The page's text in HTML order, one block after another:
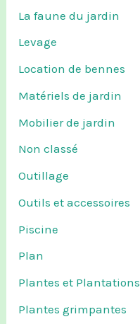
La faune du jardin
Levage
Location de bennes
Matériels de jardin
Mobilier de jardin
Non classé
Outillage
Outils et accessoires
Piscine
Plan
Plantes et Plantations
Plantes grimpantes